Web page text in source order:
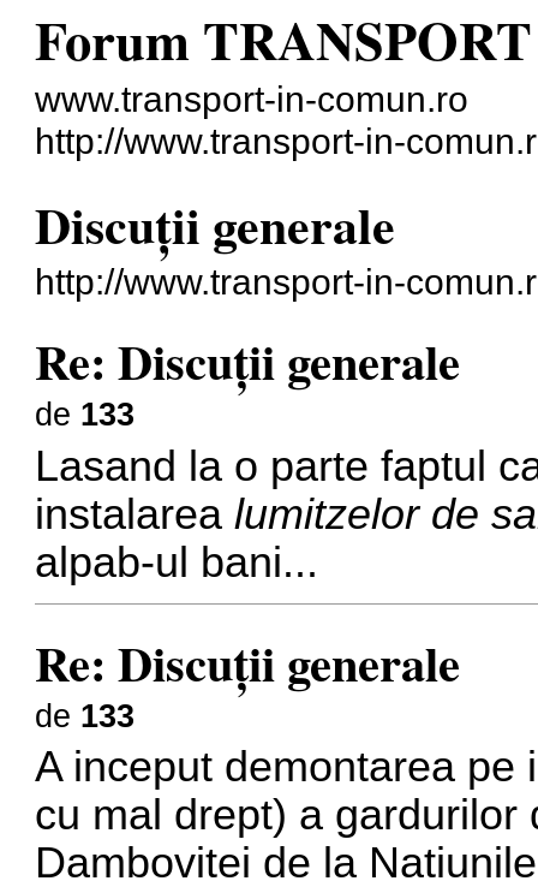
Forum
www.transport-in-comun.ro
http://www.transport-in-
Discuţii generale
http://www.transport-in-
Re: Discuţii generale
de 133
Lasand la o parte faptul
instalarealumitzelor de
alpab-ul bani...
Re: Discuţii generale
de 133
A inceput demontarea pe
cu mal drept) a
Dambovitei de la